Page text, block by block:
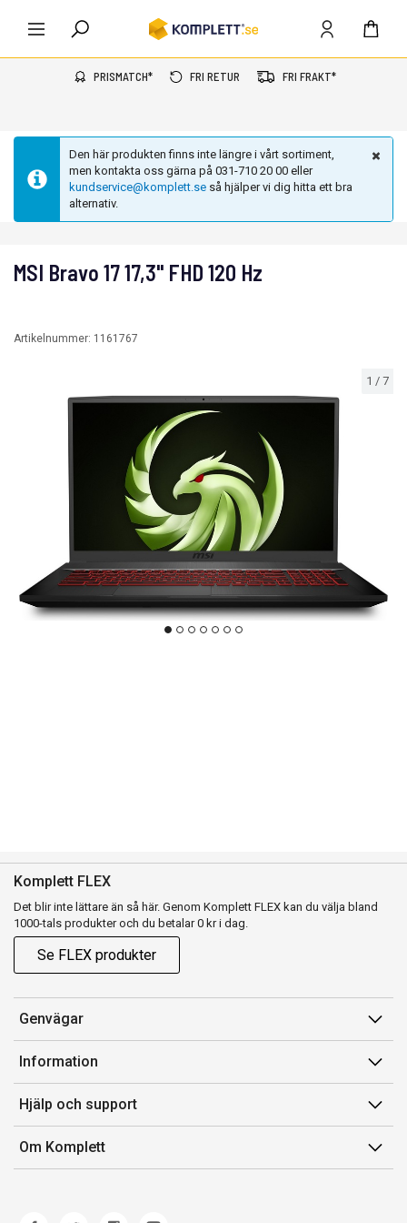
PRISMATCH* FRI RETUR FRI FRAKT*
Den här produkten finns inte längre i vårt sortiment,
men kontakta oss gärna på 031-710 20 00 eller
kundservice@komplett.se så hjälper vi dig hitta ett bra
alternativ.
1 / 7
MSI Bravo 17 17,3" FHD 120 Hz
Artikelnummer: 1161767
Komplett FLEX
Det blir inte lättare än så här. Genom Komplett FLEX kan du välja bland
1000-tals produkter och du betalar 0 kr i dag.
Se FLEX produkter
Genvägar
Konto
Orderhistorik
Presentkort
Komplett Club
Information
Försäljningsvillkor
Medlemsvillkor for Komplett Club
Lediga tjänster
Hjälp och support
Kontakta oss
Kundservice
Om Komplett